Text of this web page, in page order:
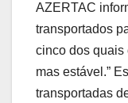
AZERTAC
transportados
cinco dos quais
mas estável.”
transportadas